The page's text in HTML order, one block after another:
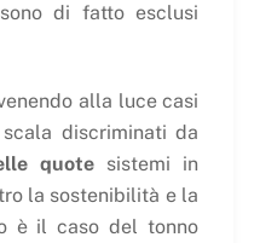
di fatto esclusi
alla luce casi
discriminati da
quote sistemi in
la sostenibilità e la
è il caso del tonno